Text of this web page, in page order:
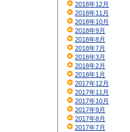
2018年12月
2018年11月
2018年10月
2018年9月
2018年8月
2018年7月
2018年3月
2018年2月
2018年1月
2017年12月
2017年11月
2017年10月
2017年9月
2017年8月
2017年7月